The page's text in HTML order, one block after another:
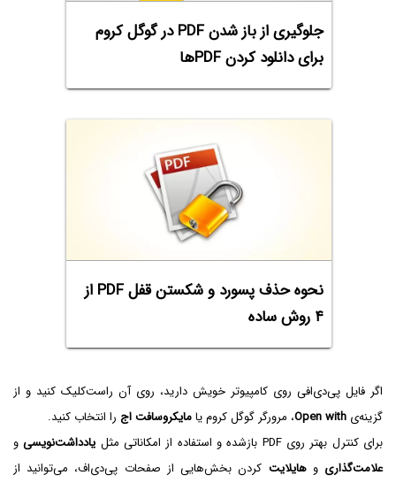
جلوگیری از باز شدن PDF در گوگل کروم
برای دانلود کردن PDF‌ها
نحوه حذف پسورد و شکستن قفل PDF از
۴ روش ساده
اگر فایل پی‌دی‌افی روی کامپیوتر خویش دارید، روی آن راست‌کلیک کنید و از
گزینه‌ی Open with، مرورگر گوگل کروم یامایکروسافت اج را انتخاب کنید.
برای کنترل بهتر روی PDF بازشده و استفاده از امکاناتی مثل
یادداشت‌نویسیو
علامت‌گذاری وهایلایت کردن بخش‌هایی از صفحات پی‌دی‌اف، می‌توانید از